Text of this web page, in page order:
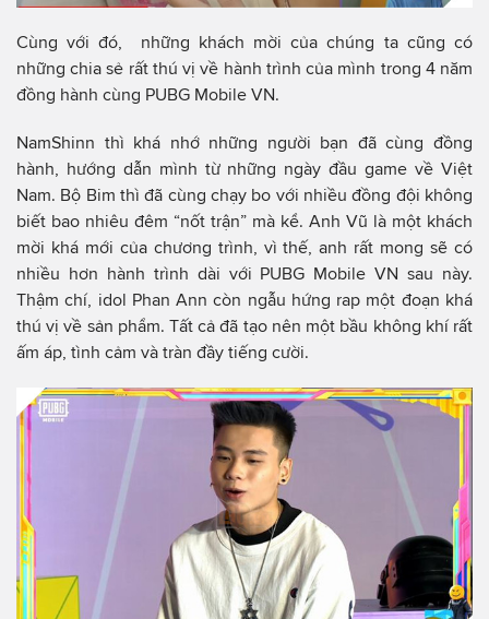
Cùng với đó, những khách mời của chúng ta cũng có
những chia sẻ rất thú vị về hành trình của mình trong 4 năm
đồng hành cùng PUBG Mobile VN.
NamShinn thì khá nhớ những người bạn đã cùng đồng
hành, hướng dẫn mình từ những ngày đầu game về Việt
Nam. Bộ Bim thì đã cùng chạy bo với nhiều đồng đội không
biết bao nhiêu đêm “nốt trận” mà kể. Anh Vũ là một khách
mời khá mới của chương trình, vì thế, anh rất mong sẽ có
nhiều hơn hành trình dài với PUBG Mobile VN sau này.
Thậm chí, idol Phan Ann còn ngẫu hứng rap một đoạn khá
thú vị về sản phẩm. Tất cả đã tạo nên một bầu không khí rất
ấm áp, tình cảm và tràn đầy tiếng cười.